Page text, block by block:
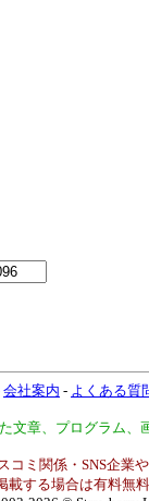
会社案内 - よくある質
文章、プログラム
コミ関係・SNS企業
載する場合は有料無